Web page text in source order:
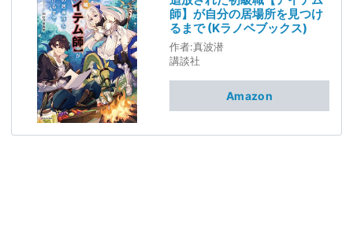
師】が自分の居場所を見つけ
るまで (Kラノベブックス)
作者:真波潜
講談社
Amazon